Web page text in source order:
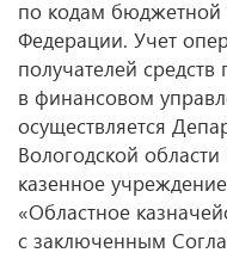
по кодам бюджетной
Федерации. Учет
получателей
в финансовом
осуществляется
Вологодской
казенное
«Областное
с заключенным